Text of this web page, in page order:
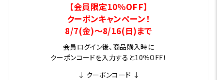
【会員限定10％OFF】
クーポンキャンペーン！
8/7(金)～8/16(日)まで
会員ログイン後、商品購入時に
クーポンコードを入力すると10％OFF！
↓ クーポンコード ↓